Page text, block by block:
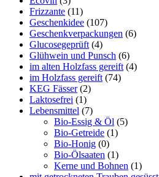
Frizzante (11)
Geschenkidee (107)
Geschenkverpackungen (6)
Glucosegeprüft (4)
Glühwein und Punsch (6)
im alten Holzfass gereift (4)
im Holzfass gereift (74)
KEG Fässer (2)
Laktosefrei (1)
Lebensmittel (7)
Bio-Essig & Öl (5)
Bio-Getreide (1)
Bio-Honig (0)
Bio-Ölsaaten (1)
Kerne und Bohnen (1)